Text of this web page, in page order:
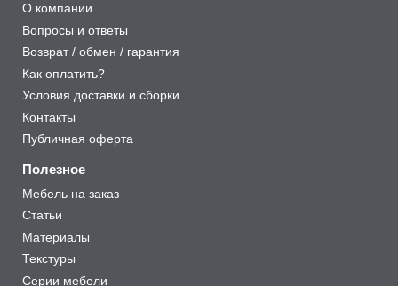
О компании
Вопросы и ответы
Возврат / обмен / гарантия
Как оплатить?
Условия доставки и сборки
Контакты
Публичная оферта
Полезное
Мебель на заказ
Статьи
Материалы
Текстуры
Серии мебели